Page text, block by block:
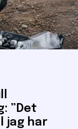
”Det
jag har
E-post*
*Observera att detta
Jag ger
måste ha en
utbildningar kan
Vänligen notera:
yrkeshögskolan